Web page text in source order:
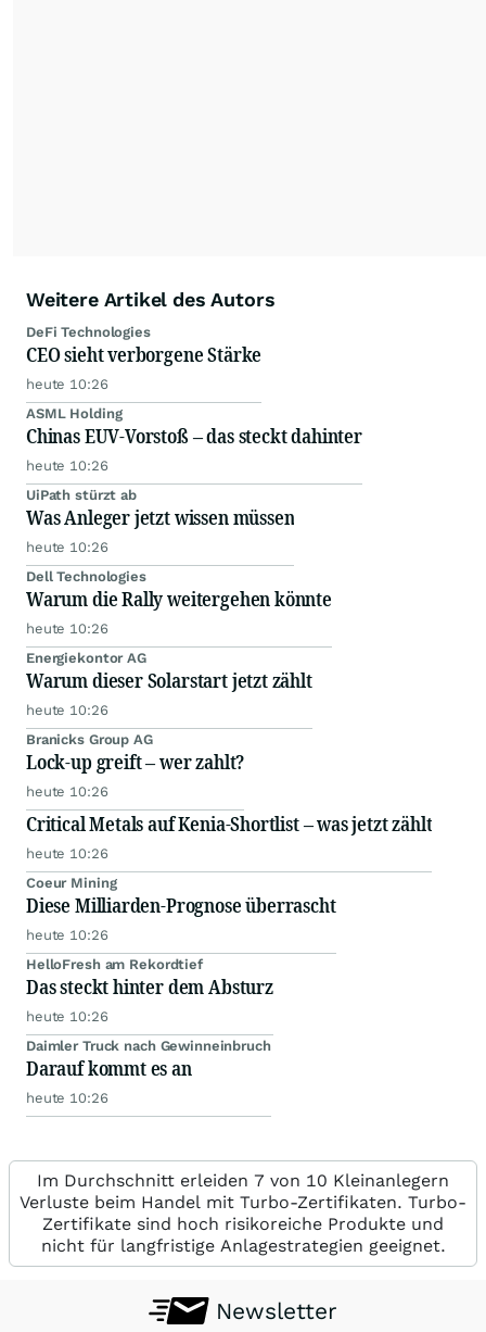
Weitere Artikel des Autors
DeFi Technologies
CEO sieht verborgene Stärke
heute 10:26
ASML Holding
Chinas EUV-Vorstoß – das steckt dahinter
heute 10:26
UiPath stürzt ab
Was Anleger jetzt wissen müssen
heute 10:26
Dell Technologies
Warum die Rally weitergehen könnte
heute 10:26
Energiekontor AG
Warum dieser Solarstart jetzt zählt
heute 10:26
Branicks Group AG
Lock-up greift – wer zahlt?
heute 10:26
Critical Metals auf Kenia-Shortlist – was jetzt zählt
heute 10:26
Coeur Mining
Diese Milliarden-Prognose überrascht
heute 10:26
HelloFresh am Rekordtief
Das steckt hinter dem Absturz
heute 10:26
Daimler Truck nach Gewinneinbruch
Darauf kommt es an
heute 10:26
Im Durchschnitt erleiden 7 von 10 Kleinanlegern
Verluste beim Handel mit Turbo-Zertifikaten. Turbo-
Zertifikate sind hoch risikoreiche Produkte und
nicht für langfristige Anlagestrategien geeignet.
Newsletter